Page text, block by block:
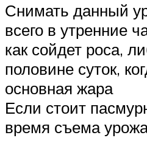
Снимать данный
всего в утренние
как сойдет роса,
половине суток,
основная жара
Если стоит
время съема